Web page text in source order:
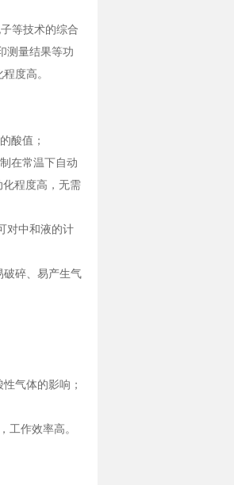
等技术的综合
测量结果等功
度高。
酸值；
在常温下自动
程度高，无需
中和液的计
碎、易产生气
气体的影响；
作效率高。